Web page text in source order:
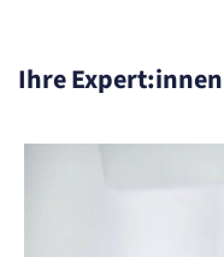
IhreCookie Laufzeit:
Statistik
anonym. Diese
zu verstehen,